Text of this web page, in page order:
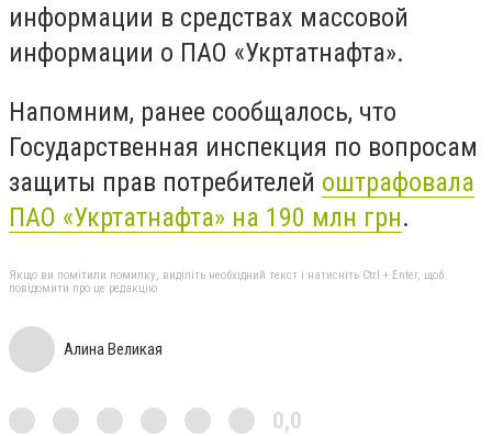
информации в средствах массовой
информации о ПАО «Укртатнафта».
Напомним, ранее сообщалось, что
Государственная инспекция по вопросам
защиты прав потребителей оштрафовала
ПАО «Укртатнафта» на 190 млн грн.
Якщо ви помітили помилку, виділіть необхідний текст і натисніть Ctrl + Enter, щоб
повідомити про це редакцію
Алина Великая
0,0